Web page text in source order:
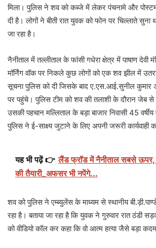
मिला। पुलिस ने शव को कब्जे में लेकर पंचनामे और
दी है। लोगों ने बीती रात युवक को फोन पर चिल्लाते सुना
जा रहा है।
नैनीताल में तल्लीताल के फांसी गधेरा क्षेत्र में पाषाण
मॉर्निंग वॉक पर निकले कुछ लोगों को एक शव झील में
सूचना पुलिस को दी जिसके बाद ए.एस.आई.सुनील कुमार
पर पहुंचे। पुलिस टीम को शव की तलाशी के दौरान जेब से
उसकी पहचान मल्लिताल के बड़ा बाजार निवासी 45
पुलिस ने ई-साक्ष्य जुटाने के लिए अपनी जरूरी कार्यवाही
यह भी पढ़ें 👉 लैंड फ्रॉड में नैनीताल सबसे ऊपर,
की तैयारी_अफसर भी नपेंगे...
शव को पुलिस ने एम्ब्युलेंस के माध्यम से स्थानीय
रहा है। बताया जा रहा है कि युवक ने गुरुवार रात ठंडी
को वीडियो कॉल कर कहा कि वो आत्म हत्या जैसे बड़ा